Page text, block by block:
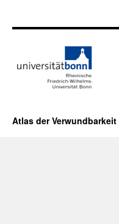
Atlas der